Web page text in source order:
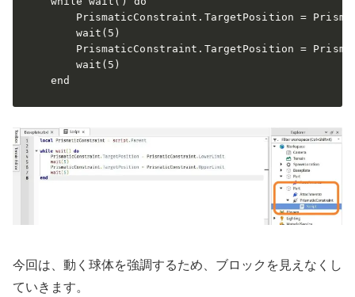
end
今回は、動く球体を強調するため、ブロックを見えなくし
ていきます。